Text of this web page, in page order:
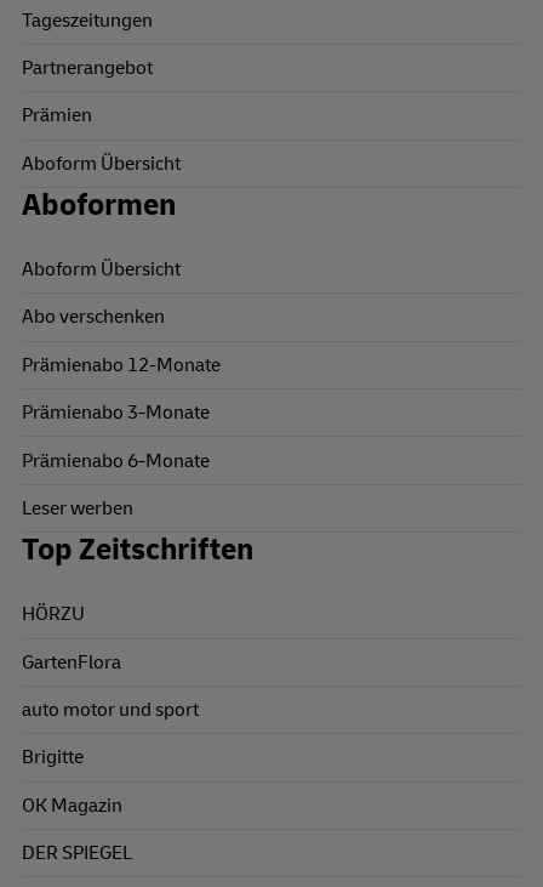
Tageszeitungen
Partnerangebot
Prämien
Aboform Übersicht
Aboformen
Aboform Übersicht
Abo verschenken
Prämienabo 12-Monate
Prämienabo 3-Monate
Prämienabo 6-Monate
Leser werben
Top Zeitschriften
HÖRZU
GartenFlora
auto motor und sport
Brigitte
OK Magazin
DER SPIEGEL